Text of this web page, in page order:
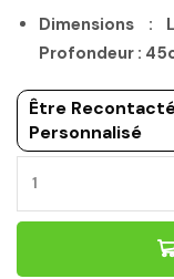
Dimensions :
Profondeur :
Être
Personnalisé